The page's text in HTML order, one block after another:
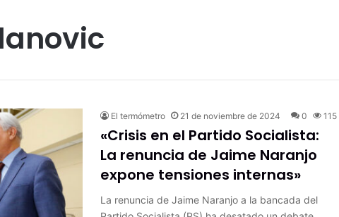
El termómetro 21 de noviembre de 2024 0 115
«Crisis en el Partido Socialista:
La renuncia de Jaime Naranjo
expone tensiones internas»
La renuncia de Jaime Naranjo a la bancada del